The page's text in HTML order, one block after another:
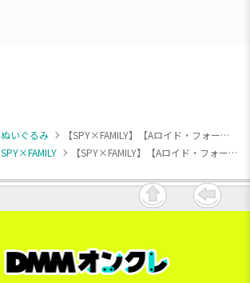
ぬいぐるみ
【SPY×FAMILY】【Aロイド・フォージャー】ぷちっしゅ！ SPY×FAMILY
SPY×FAMILY 【SPY×FAMILY】【Aロイド・フォージャー】ぷちっしゅ！ SPY×FAMILY